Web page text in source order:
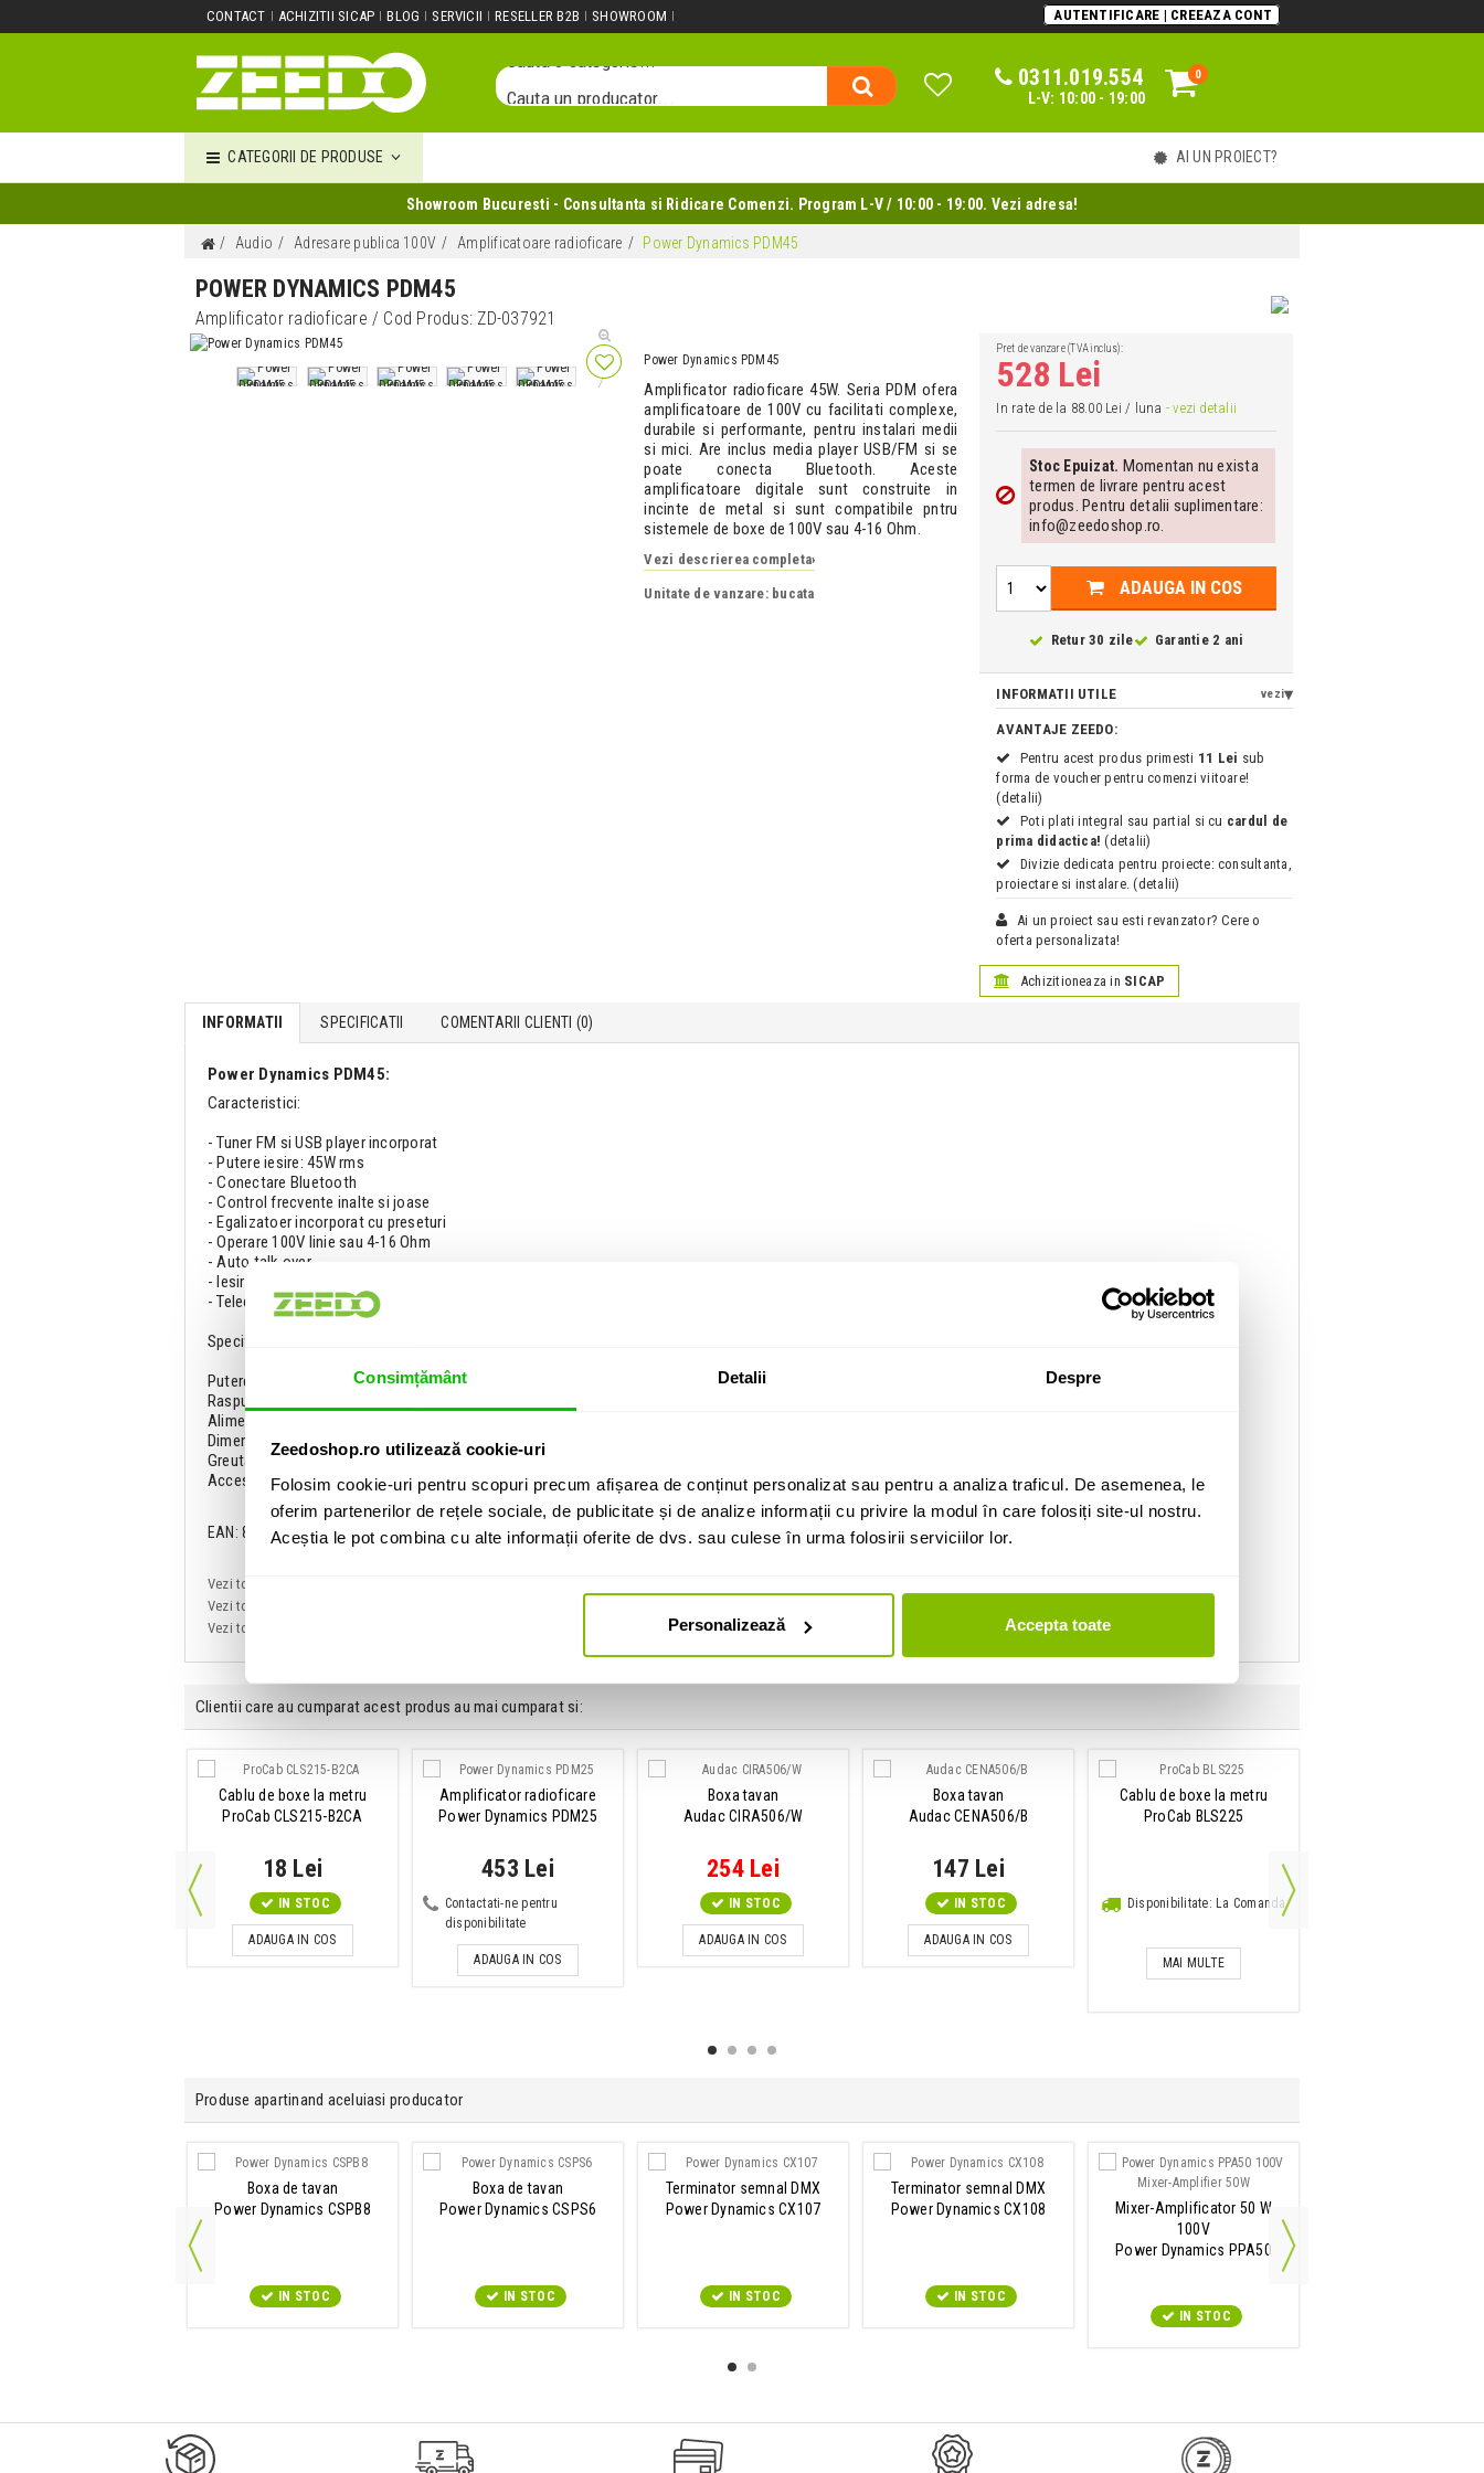
Consimțământ Detalii Despre
Zeedoshop.ro utilizează cookie-uri
Folosim cookie-uri pentru scopuri precum afișarea de conținut personalizat sau pentru a analiza traficul. De asemenea, le
oferim partenerilor de rețele sociale, de publicitate și de analize informații cu privire la modul în care folosiți site-ul nostru.
Aceștia le pot combina cu alte informații oferite de dvs. sau culese în urma folosirii serviciilor lor.
Personalizează Accepta toate
CONTACT ACHIZITII SICAP BLOG SERVICII RESELLER B2B SHOWROOM AUTENTIFICARE | CREEAZA CONT
0311.019.554
L-V: 10:00 - 19:00
0
0
Cauta un produs...
CATEGORII DE PRODUSE AI UN PROIECT?
Showroom Bucuresti - Consultanta si Ridicare Comenzi. Program L-V / 10:00 - 19:00. Vezi adresa!
Audio Adresare publica 100V Amplificatoare radioficare Power Dynamics PDM45
POWER DYNAMICS PDM45
Amplificator radioficare / Cod Produs: ZD-037921
Power Dynamics PDM45
Amplificator radioficare 45W. Seria PDM ofera
amplificatoare de 100V cu facilitati complexe,
durabile si performante, pentru instalari medii
si mici. Are inclus media player USB/FM si se
poate conecta Bluetooth. Aceste
amplificatoare digitale sunt construite in
incinte de metal si sunt compatibile pntru
sistemele de boxe de 100V sau 4-16 Ohm.
Vezi descrierea completa›
Unitate de vanzare: bucata
Pret de vanzare (TVA inclus):
528 Lei
In rate de la 88.00 Lei / luna - vezi detalii
Stoc Epuizat. Momentan nu exista
termen de livrare pentru acest
produs. Pentru detalii suplimentare:
info@zeedoshop.ro.
ADAUGA IN COS
Retur 30 zile Garantie 2 ani
INFORMATII UTILE vezi
AVANTAJE ZEEDO:
Pentru acest produs primesti 11 Lei sub
forma de voucher pentru comenzi viitoare!
(detalii)
Poti plati integral sau partial si cu cardul de
prima didactica! (detalii)
Divizie dedicata pentru proiecte: consultanta,
proiectare si instalare. (detalii)
Ai un proiect sau esti revanzator? Cere o
oferta personalizata!
Achizitioneaza in SICAP
INFORMATII SPECIFICATII COMENTARII CLIENTI (0)
Power Dynamics PDM45:
Caracteristici:
- Tuner FM si USB player incorporat
- Putere iesire: 45W rms
- Conectare Bluetooth
- Control frecvente inalte si joase
- Egalizatoer incorporat cu preseturi
- Operare 100V linie sau 4-16 Ohm
- Auto talk over
- Iesire aux pentru amplificator slabe
- Telecomanda Infrarosu
Specificatii:
Putere Iesire: RMS 45W
Raspuns in frecvente: 50Hz - 18.000Hz
Alimentare: 220-240VAC 50Hz
Dimensiuni: 205 x 285 x 65mm
Greutate: 1.85 Kg
Accesorii: cablu alimentare, telecomanda
EAN: 8715693311006
Vezi toate produsele de tip
Vezi toate produsele din categoria
Vezi toate produsele producatorului
Clientii care au cumparat acest produs au mai cumparat si:
Cablu de boxe la metru
ProCab CLS215-B2CA
18 Lei
IN STOC
ADAUGA IN COS
Amplificator radioficare
Power Dynamics PDM25
453 Lei
Contactati-ne pentru
disponibilitate
ADAUGA IN COS
Boxa tavan
Audac CIRA506/W
254 Lei
IN STOC
ADAUGA IN COS
Boxa tavan
Audac CENA506/B
147 Lei
IN STOC
ADAUGA IN COS
Cablu de boxe la metru
ProCab BLS225
Disponibilitate: La Comanda
MAI MULTE
Produse apartinand aceluiasi producator
Boxa de tavan
Power Dynamics CSPB8
IN STOC
Boxa de tavan
Power Dynamics CSPS6
IN STOC
Terminator semnal DMX
Power Dynamics CX107
IN STOC
Terminator semnal DMX
Power Dynamics CX108
IN STOC
Mixer-Amplificator 50 W
100V
Power Dynamics PPA50
IN STOC